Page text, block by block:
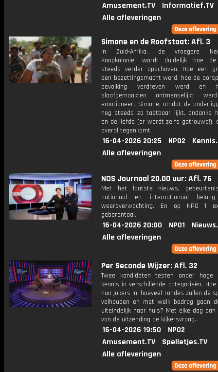
Amusement.TV
Informatief.TV
Alle afleveringen
Simone en de Roofstaat: Afl. 3
In Zuid-Afrika, de vroegere
Kaapkolonie, wordt duidelijk hoe
steeds verder opschoven. Hoe een
een bezettingsmacht werd, hoe de
bevolking verdreven werd en
slaafgemaakten ontmenselijkt
emotioneert Simone, omdat de
nog steeds zo tastbaar lijkt, ondanks
en de liefde (er wordt zelfs getrouwd!),
overal tegenkomt.
16-04-2026 20:25 NPO2
Alle afleveringen
NOS Journaal 20.00 uur: Afl. 76
Met het laatste nieuws,
nationaal en internationaal
weersverwachting. En op NPO 1
gebarentaal.
16-04-2026 20:00 NPO1
Alle afleveringen
Per Seconde Wijzer: Afl. 32
Twee kandidaten testen onder hoge
kennis in verschillende categorieën.
hun jokers in, hoeveel rondes zullen de
volhouden en met welk bedrag gaan
uiteindelijk naar huis? Met elke dag
van de uitzending de kijkersvraag.
16-04-2026 19:50
NPO2
Amusement.TV
Spelletjes.TV
Alle afleveringen